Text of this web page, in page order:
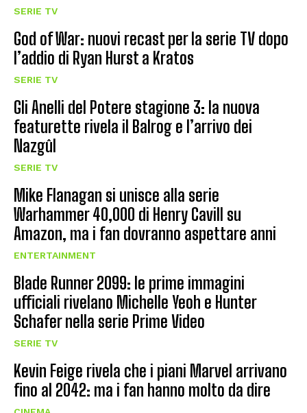
SERIE TV
God of War: nuovi recast per la serie TV dopo
l’addio di Ryan Hurst a Kratos
SERIE TV
Gli Anelli del Potere stagione 3: la nuova
featurette rivela il Balrog e l’arrivo dei
Nazgûl
SERIE TV
Mike Flanagan si unisce alla serie
Warhammer 40,000 di Henry Cavill su
Amazon, ma i fan dovranno aspettare anni
ENTERTAINMENT
Blade Runner 2099: le prime immagini
ufficiali rivelano Michelle Yeoh e Hunter
Schafer nella serie Prime Video
SERIE TV
Kevin Feige rivela che i piani Marvel arrivano
fino al 2042: ma i fan hanno molto da dire